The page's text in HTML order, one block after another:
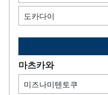
도카다이
마츠카와
미즈나미텐토쿠